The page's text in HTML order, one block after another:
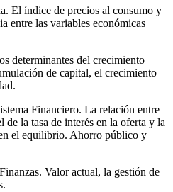
El índice de precios al consumo y
entre las variables económicas
determinantes del crecimiento
de capital, el crecimiento
Financiero. La relación entre
la tasa de interés en la oferta y la
el equilibrio. Ahorro público y
Valor actual, la gestión de